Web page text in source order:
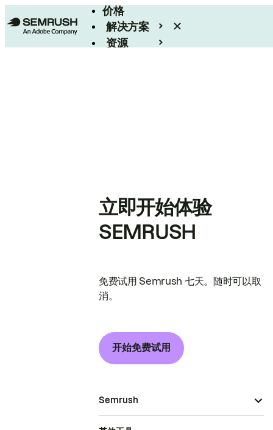
价格
解决方案
资源
立即开始体验
SEMRUSH
免费试用 Semrush 七天。随时可以取
消。
开始免费试用
Semrush